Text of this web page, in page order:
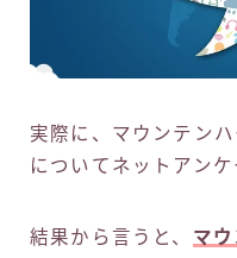
実際に、マウンテン
についてネットアン
結果から言うと、 マ